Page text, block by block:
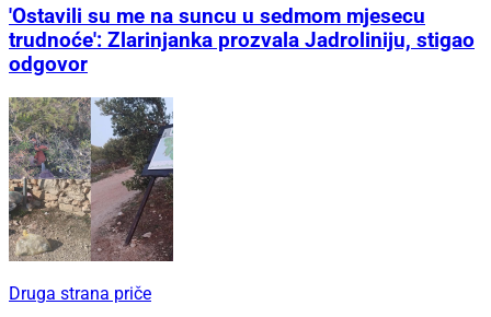
'Ostavili su me na suncu u sedmom mjesecu
trudnoće': Zlarinjanka prozvala Jadroliniju, stigao
odgovor
Druga strana priče